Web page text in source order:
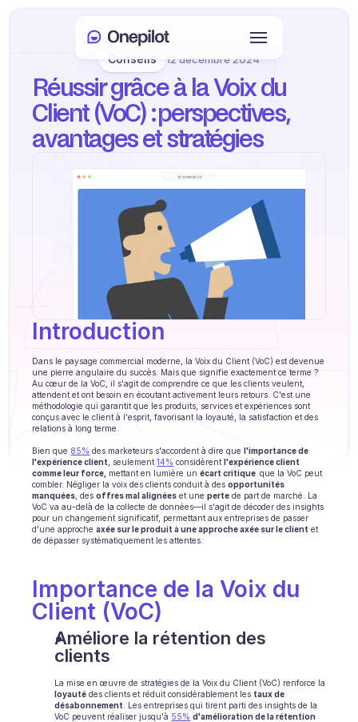
SERVICES
Service client
Ventes et fidélisation
KYC
PRODUITS
Onboarding agent
Formation agent
Base de connaissances
Ticket Center
IA
Planification
Suivi qualité
Communication
INDUSTRIES
B2B SaaS
Plateforme C2C
Connexion
Select Language
Prendre rendez-vous
Conseils 12 décembre 2024
Réussir grâce à la Voix du
Client (VoC) : perspectives,
avantages et stratégies
Introduction
Dans le paysage commercial moderne, la Voix du Client (VoC) est devenue
une pierre angulaire du succès. Mais que signifie exactement ce terme ?
Au cœur de la VoC, il s'agit de comprendre ce que les clients veulent,
attendent et ont besoin en écoutant activement leurs retours. C'est une
méthodologie qui garantit que les produits, services et expériences sont
conçus avec le client à l'esprit, favorisant la loyauté, la satisfaction et des
relations à long terme.
Bien que 85% des marketeurs s'accordent à dire que l'importance de
l'expérience client
, seulement 14% considèrent l'expérience client
comme leur force, mettant en lumière un écart critique que la VoC peut
combler. Négliger la voix des clients conduit à des opportunités
manquées , des offres mal alignées et une perte de part de marché. La
VoC va au-delà de la collecte de données—il s'agit de décoder des insights
pour un changement significatif, permettant aux entreprises de passer
d'une approche axée sur le produit à une approche axée sur le client et
de dépasser systématiquement les attentes.
Importance de la Voix du
Client (VoC)
Améliore la rétention des
clients
loyauté des clients et réduit considérablement les taux de
désabonnement
. Les entreprises qui tirent parti des insights de la
VoC peuvent réaliser jusqu'à 55% d'amélioration de la rétention